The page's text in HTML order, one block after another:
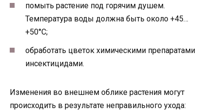
помыть растение под горячим душем.
Температура воды должна быть около +45…
+50°С;
обработать цветок химическими препаратами
инсектицидами.
Изменения во внешнем облике растения могут
происходить в результате неправильного ухода: